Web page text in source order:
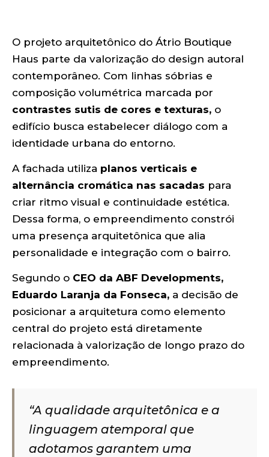
O projeto arquitetônico do Átrio Boutique
Haus parte da valorização do design autoral
contemporâneo. Com linhas sóbrias e
composição volumétrica marcada por
contrastes sutis de cores e texturas, o
edifício busca estabelecer diálogo com a
identidade urbana do entorno.
A fachada utiliza planos verticais e
alternância cromática nas sacadas para
criar ritmo visual e continuidade estética.
Dessa forma, o empreendimento constrói
uma presença arquitetônica que alia
personalidade e integração com o bairro.
Segundo o CEO da ABF Developments,
Eduardo Laranja da Fonseca, a decisão de
posicionar a arquitetura como elemento
central do projeto está diretamente
relacionada à valorização de longo prazo do
empreendimento.
“A qualidade arquitetônica e a
linguagem atemporal que
adotamos garantem uma